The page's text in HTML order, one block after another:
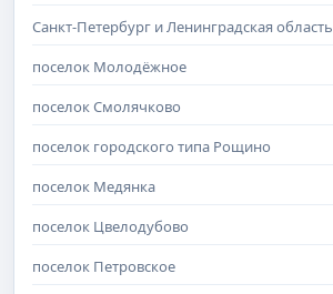
Санкт-Петербург и Ленинградская область
поселок Молодёжное
поселок Смолячково
поселок городского типа Рощино
поселок Медянка
поселок Цвелодубово
поселок Петровское